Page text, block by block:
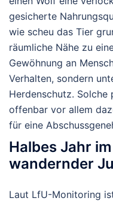
gesicherte
wie scheu das Tier
räumliche Nähe zu
Gewöhnung an
Verhalten, sondern
Herdenschutz. Solche
offenbar vor allem
für eine
Halbes Jahr
wandernder
Laut LfU-Monitoring